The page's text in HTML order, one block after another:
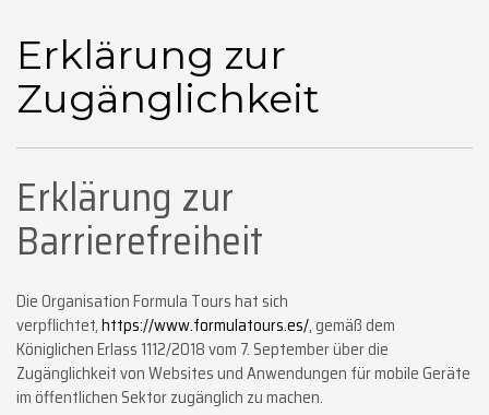
Erklärung zur
Zugänglichkeit
Erklärung zur
Barrierefreiheit
Die Organisation Formula Tours hat sich
verpflichtet,https://www.formulatours.es/, gemäß dem
Königlichen Erlass 1112/2018 vom 7. September über die
Zugänglichkeit von Websites und Anwendungen für mobile Geräte
im öffentlichen Sektor zugänglich zu machen.